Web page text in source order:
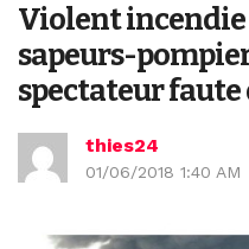
Violent incendie
sapeurs-
spectateur
thies24
01/06/2018 1:40 AM